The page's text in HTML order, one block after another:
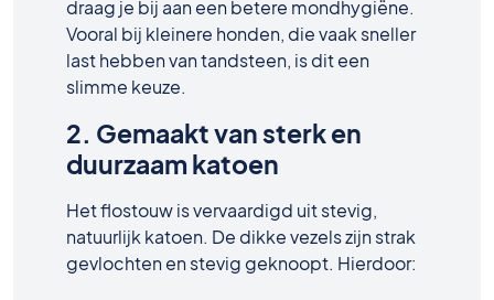
draag je bij aan een betere mondhygiëne.
Vooral bij kleinere honden, die vaak sneller
last hebben van tandsteen, is dit een
slimme keuze.
2. Gemaakt van sterk en
duurzaam katoen
Het flostouw is vervaardigd uit stevig,
natuurlijk katoen. De dikke vezels zijn strak
gevlochten en stevig geknoopt. Hierdoor: